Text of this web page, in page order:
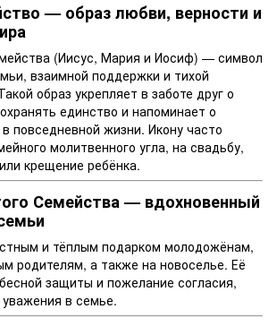
— образ любви, верности и
(Иисус, Мария и Иосиф) — символ
взаимной поддержки и тихой
образ укрепляет в заботе друг о
единство и напоминает о
повседневной жизни. Икону часто
молитвенного угла, на свадьбу,
крещение ребёнка.
Семейства — вдохновенный
и тёплым подарком молодожёнам,
родителям, а также на новоселье. Её
защиты и пожелание согласия,
в семье.